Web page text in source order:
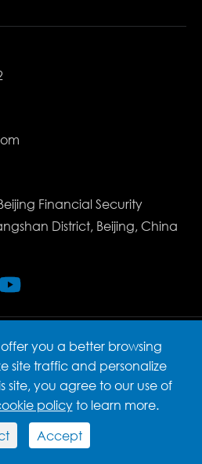
Financial Security
District, Beijing, China

Environmental
hak cipta terpelihara.
you a better browsing
site traffic and personalize
site, you agree to our use of
policyto learn more.
Accept